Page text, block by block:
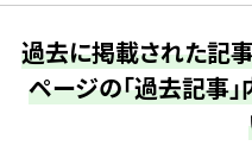
過去に掲載された記
ページの「過去記事